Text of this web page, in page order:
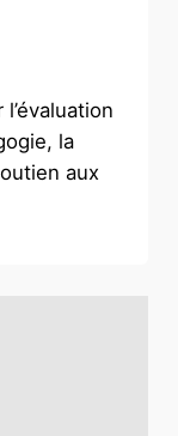
la
aux